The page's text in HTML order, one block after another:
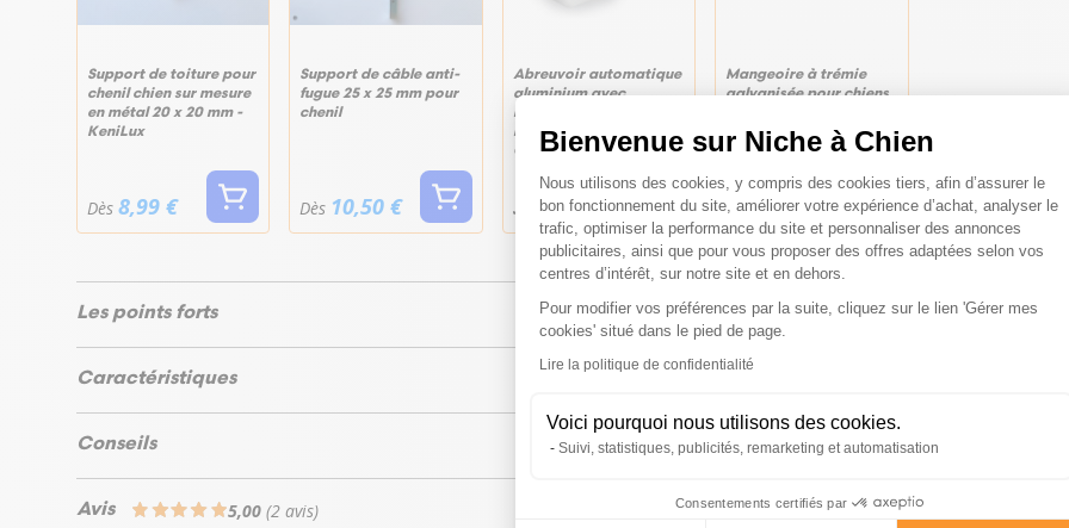
Bienvenue sur Niche à Chien
Plateforme de Gestion du
Nous utilisons des cookies, y compris des cookies tiers, afin d’assurer le
bon fonctionnement du site, améliorer votre expérience d’achat, analyser le
trafic, optimiser la performance du site et personnaliser des annonces
publicitaires, ainsi que pour vous proposer des offres adaptées selon vos
centres d’intérêt, sur notre site et en dehors.
Pour modifier vos préférences par la suite, cliquez sur le lien 'Gérer mes
cookies' situé dans le pied de page.
Lire la politique de confidentialité
Voici pourquoi nous utilisons des cookies.
Suivi, statistiques, publicités, remarketing et automatisation
Consentements certifiés par
Axeptio consent
Support de toiture pour
chenil chien sur mesure
en métal 20 x 20 mm -
KeniLux
Dès 8,99 €
Support de câble anti-
fugue 25 x 25 mm pour
chenil
Dès 10,50 €
Abreuvoir automatique
aluminium avec
bouchon de vidange
haute pression 1,7L -
Gaun
39,99 €
Mangeoire à trémie
galvanisée pour chiens
44,90 €
Les points forts
Caractéristiques
Conseils
Avis 5,00 (2 avis)